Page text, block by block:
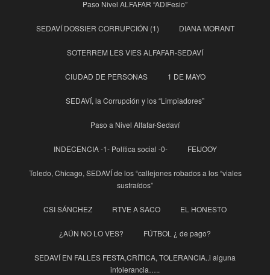
Paso Nivel ALFAFAR “ADIFesio”
SEDAVÍ DOSSIER CORRUPCIÓN (1) DIANA MORANT
SOTERREM LES VIES ALFAFAR-SEDAVÍ
CIUDAD DE PERSONAS 1 DE MAYO
SEDAVÍ, la Corrupción y los “Limpiadores”
Paso a Nivel Alfafar-Sedaví
INDECENCIA -1- Política social -0- FEIJOOY
Toledo, Chicago, SEDAVÍ de los “callejones robados a los “viales
sustraídos”
CSI SÁNCHEZ RTVE A SACO EL HONESTO
¿AÚN NO LO VES? FÚTBOL ¿ de pago?
SEDAVÍ EN FALLES FESTA,CRÍTICA, TOLERANCIA..i alguna
intolerancia…..